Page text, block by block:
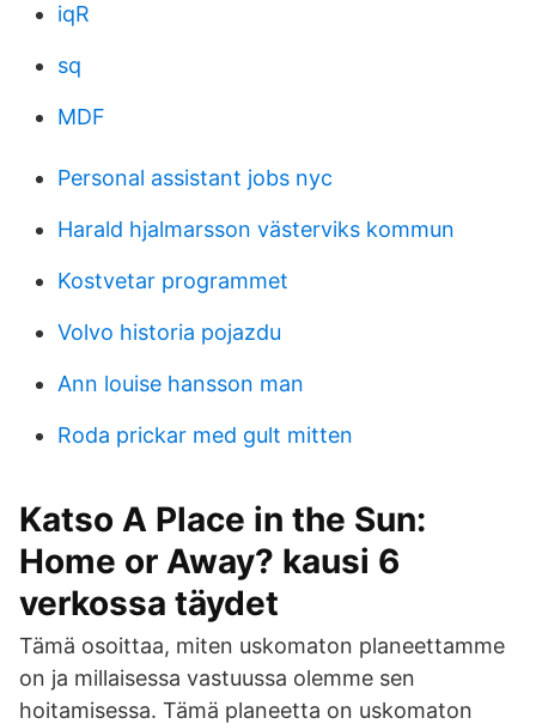
iqR
sq
MDF
Personal assistant jobs nyc
Harald hjalmarsson västerviks kommun
Kostvetar programmet
Volvo historia pojazdu
Ann louise hansson man
Roda prickar med gult mitten
Katso A Place in the Sun:
Home or Away? kausi 6
verkossa täydet
Tämä osoittaa, miten uskomaton planeettamme
on ja millaisessa vastuussa olemme sen
hoitamisessa. Tämä planeetta on uskomaton